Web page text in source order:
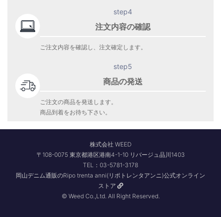
step4
注文内容の確認
ご注文内容を確認し、注文確定します。
step5
商品の発送
ご注文の商品を発送します。
商品到着をお待ち下さい。
株式会社 WEED
〒108-0075 東京都港区港南4-1-10 リバージュ品川1403
TEL：03-5781-3178
岡山デニム通販のRipo trenta anni(リポトレンタアンニ)公式オンライン
ストア
© Weed Co.,Ltd. All Right Reserved.